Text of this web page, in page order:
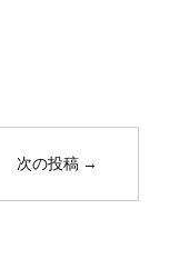
次の投稿 →